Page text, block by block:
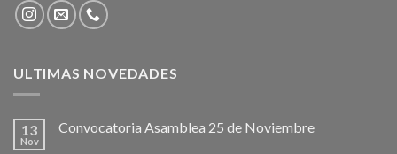
ULTIMAS NOVEDADES
13
Nov
Convocatoria Asamblea 25 de Noviembre